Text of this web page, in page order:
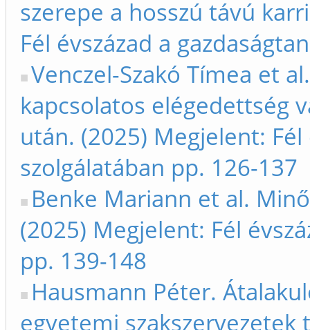
szerepe a hosszú távú
Fél évszázad a
Venczel-Szakó Tímea et
kapcsolatos elégedettség
után. (2025) Megjelent:
szolgálatában pp. 126-137
Benke Mariann et al.
(2025) Megjelent: Fél
pp. 139-148
Hausmann Péter.
egyetemi szakszervezetek